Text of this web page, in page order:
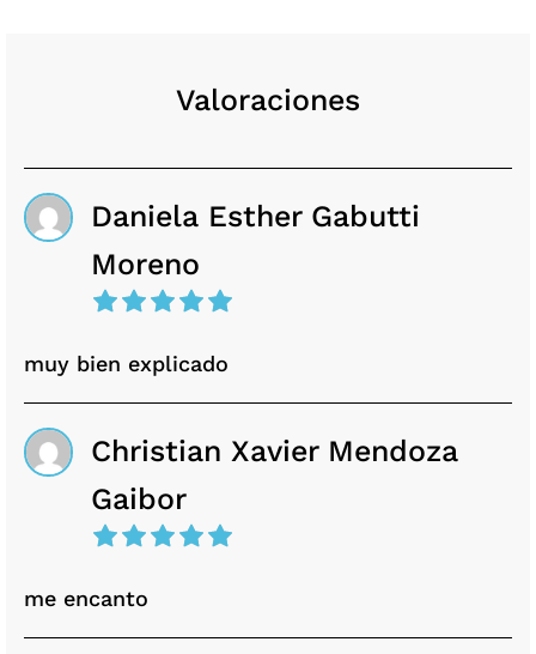
Valoraciones
Daniela Esther Gabutti
Moreno
muy bien explicado
Christian Xavier Mendoza
Gaibor
me encanto